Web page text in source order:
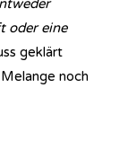
oder eine
geklärt
noch